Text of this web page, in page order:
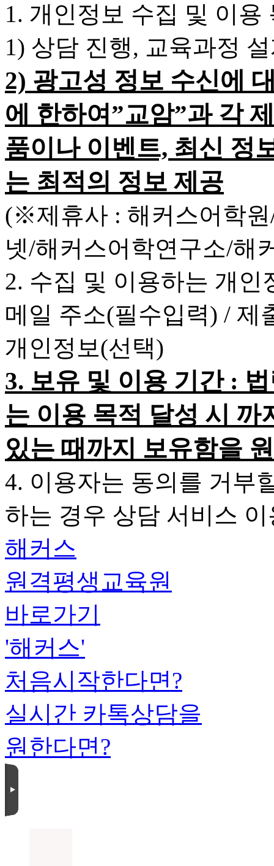
1. 개인정보 수집 및 이용
1) 상담 진행, 교육과정
2) 광고성 정보 수신에
에 한하여”교암”과 각
품이나 이벤트, 최신 정
는 최적의 정보 제공
(※제휴사 : 해커스어학
넷/해커스어학연구소/해
2. 수집 및 이용하는 개
메일 주소(필수입력) / 제
개인정보(선택)
3. 보유 및 이용 기간 :
는 이용 목적 달성 시
있는 때까지 보유함을
4. 이용자는 동의를 거부
하는 경우 상담 서비스
해커스
원격평생교육원
바로가기
'해커스'
처음시작한다면?
실시간 카톡상담을
원한다면?